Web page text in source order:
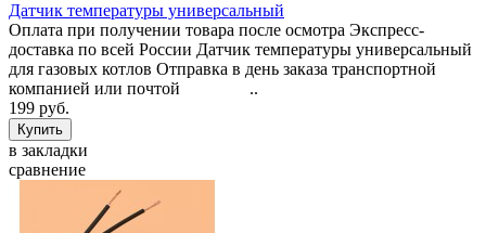
Датчик температуры универсальный
Оплата при получении товара после осмотра Экспресс-
доставка по всей России Датчик температуры универсальный
для газовых котлов Отправка в день заказа транспортной
компанией или почтой ..
199 руб.
в закладки
сравнение